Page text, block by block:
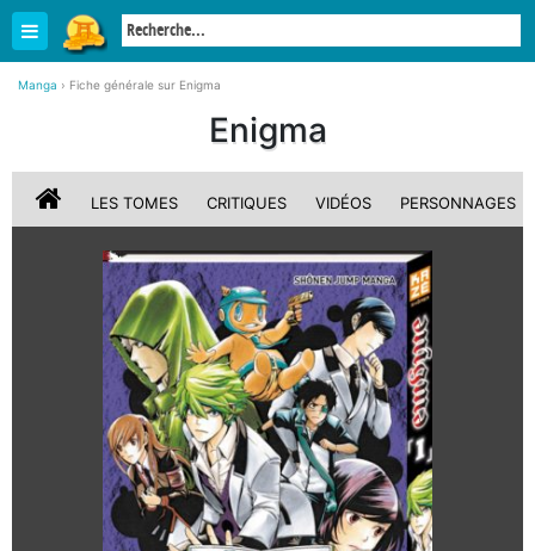
Manga › Fiche générale sur Enigma
Enigma
LES TOMES CRITIQUES VIDÉOS PERSONNAGES